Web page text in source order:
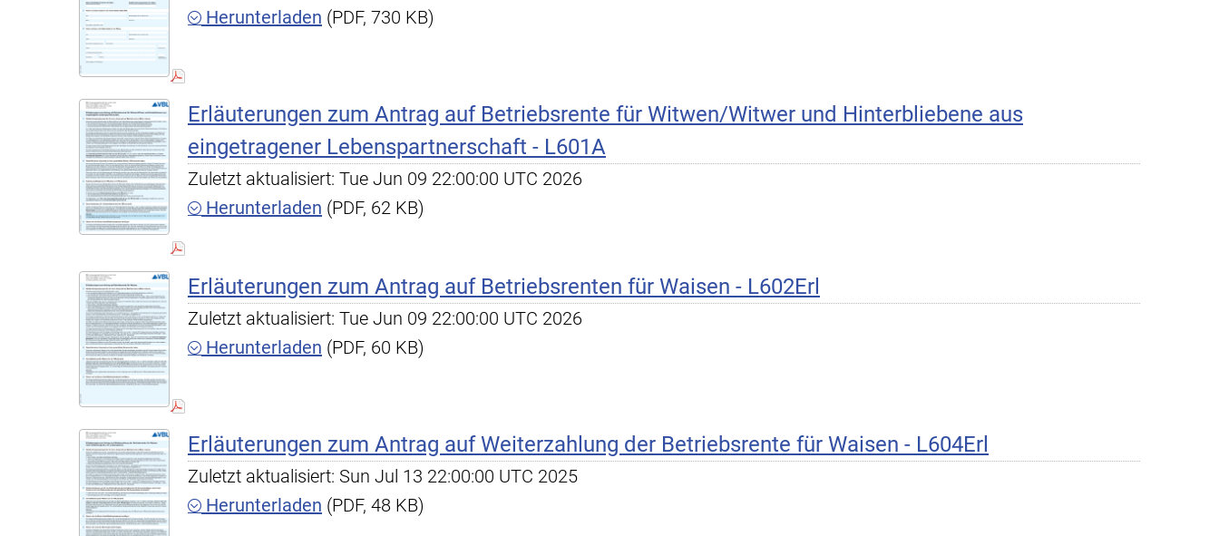
Herunterladen (PDF, 730 KB)
Erläuterungen zum Antrag auf Betriebsrente für Witwen/Witwer und Hinterbliebene aus
eingetragener Lebenspartnerschaft - L601A
Zuletzt aktualisiert: Tue Jun 09 22:00:00 UTC 2026
Herunterladen (PDF, 62 KB)
Erläuterungen zum Antrag auf Betriebsrenten für Waisen - L602Erl
Zuletzt aktualisiert: Tue Jun 09 22:00:00 UTC 2026
Herunterladen (PDF, 60 KB)
Erläuterungen zum Antrag auf Weiterzahlung der Betriebsrente für Waisen - L604Erl
Zuletzt aktualisiert: Sun Jul 13 22:00:00 UTC 2025
Herunterladen (PDF, 48 KB)